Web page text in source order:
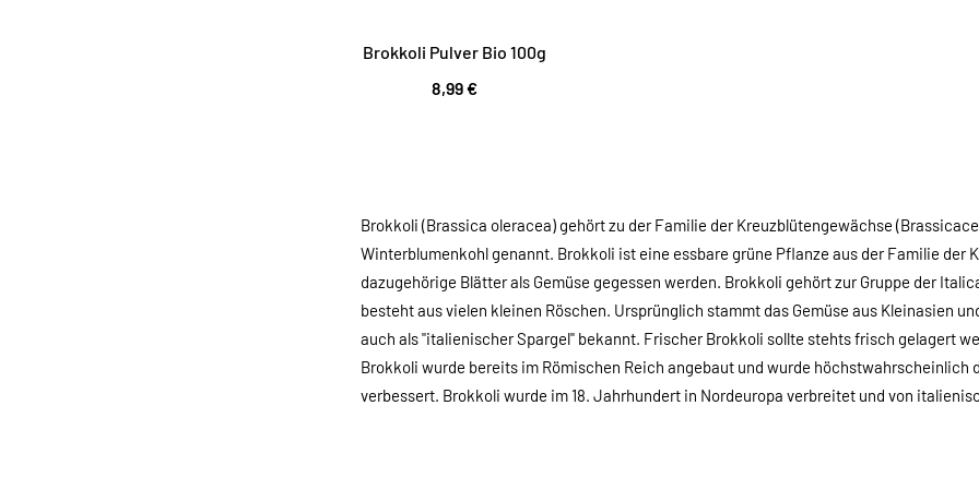
Brokkoli Pulver Bio 100g
8,99 €
Brokkoli (Brassica oleracea) gehört zu der Familie der Kreuzblütengewächse
Winterblumenkohl genannt. Brokkoli ist eine essbare grüne Pflanze aus der Familie der
dazugehörige Blätter als Gemüse gegessen werden. Brokkoli gehört zur Gruppe der
besteht aus vielen kleinen Röschen. Ursprünglich stammt das Gemüse aus Kleinasien
auch als "italienischer Spargel" bekannt. Frischer Brokkoli sollte stehts frisch gelagert
Brokkoli wurde bereits im Römischen Reich angebaut und wurde
verbessert. Brokkoli wurde im 18. Jahrhundert in Nordeuropa verbreitet und von